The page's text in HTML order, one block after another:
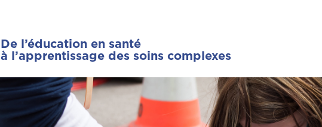
De l’éducation en santé
à l’apprentissage des soins complexes